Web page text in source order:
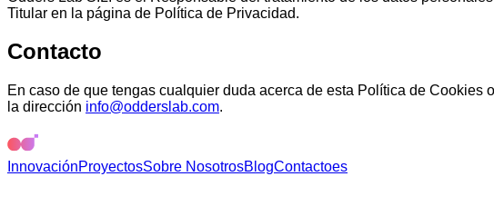
Titular en la página de Política de Privacidad.
Contacto
En caso de que tengas cualquier duda acerca de esta Política de
la dirección info@odderslab.com.
InnovaciónProyectosSobre NosotrosBlogContactoes